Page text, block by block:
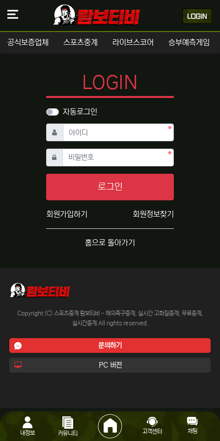
공식보증업체 스포츠중계 라이브스코어 승부예측게임
LOGIN
자동로그인
아이디 필수
비밀번호필수
로그인
회원가입하기 회원정보찾기
홈으로 돌아가기
Copyright (C) 스포츠중계 람보티비 - 해외축구중계, 실시간 고화질중계, 무료중계,
실시간중계 All rights reserved.
문의하기
PC 버전
내정보 커뮤니티 고객센터 채팅